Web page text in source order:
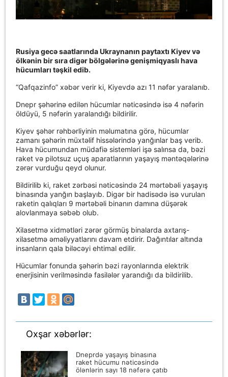
Rusiya gecə saatlarında Ukraynanın paytaxtı Kiyev və
ölkənin bir sıra digər bölgələrinə genişmiqyaslı hava
hücumları təşkil edib.
“Qafqazinfo” xəbər verir ki, Kiyevdə azı 11 nəfər yaralanıb.
Dnepr şəhərinə edilən hücumlar nəticəsində isə 4 nəfərin
öldüyü, 5 nəfərin yaralandığı bildirilir.
Kiyev şəhər rəhbərliyinin məlumatına görə, hücumlar
zamanı şəhərin müxtəlif hissələrində yanğınlar baş verib.
Hava hücumundan müdafiə sistemləri işə salınsa da, bəzi
raket və pilotsuz uçuş aparatlarının yaşayış məntəqələrinə
zərər vurduğu qeyd olunur.
Bildirilib ki, raket zərbəsi nəticəsində 24 mərtəbəli yaşayış
binasında yanğın başlayıb. Digər bir hadisədə isə vurulan
raketin qalıqları 9 mərtəbəli binanın damına düşərək
alovlanmaya səbəb olub.
Xilasetmə xidmətləri zərər görmüş binalarda axtarış-
xilasetmə əməliyyatlarını davam etdirir. Dağıntılar altında
insanların qala biləcəyi ehtimal edilir.
Hücumlar fonunda şəhərin bəzi rayonlarında elektrik
enerjisinin verilməsində fasilələr yarandığı da bildirilib.
Oxşar xəbərlər:
Dneprdə yaşayış binasına
raket hücumu nəticəsində
ölənlərin sayı 18 nəfərə çatıb